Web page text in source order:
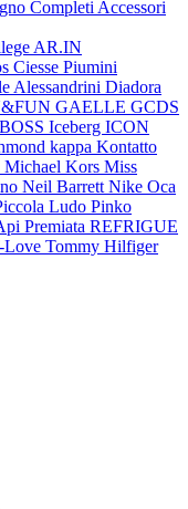
Completi Accessori
AR.IN
Ciesse Piumini
Alessandrini Diadora
GAELLE GCDS
Iceberg ICON
kappa Kontatto
Michael Kors Miss
Neil Barrett Nike Oca
Ludo Pinko
Premiata REFRIGUE
Love Tommy Hilfiger